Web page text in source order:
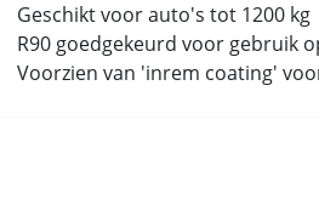
Geschikt voor auto's tot 1200 kg
R90 goedgekeurd voor gebruik
Voorzien van 'inrem coating'